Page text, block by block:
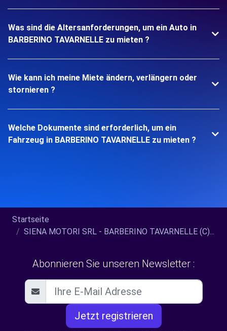
Was sind die Altersanforderungen, um ein Auto in
BARBERINO TAVARNELLE zu mieten ?
Wie kann ich meine Miete ändern, verlängern oder
stornieren ?
Welche Dokumente sind erforderlich, um ein
Fahrzeug in BARBERINO TAVARNELLE zu mieten ?
Startseite
SIENA MOTORI SRL - BARBERINO TAVARNELLE (C)...
Abonnieren Sie unseren Newsletter :
Jetzt registrieren